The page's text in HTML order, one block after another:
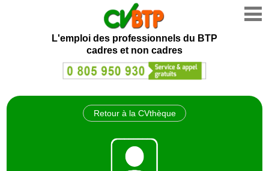
L'emploi des professionnels du BTP
cadres et non cadres
Retour à la CVthèque